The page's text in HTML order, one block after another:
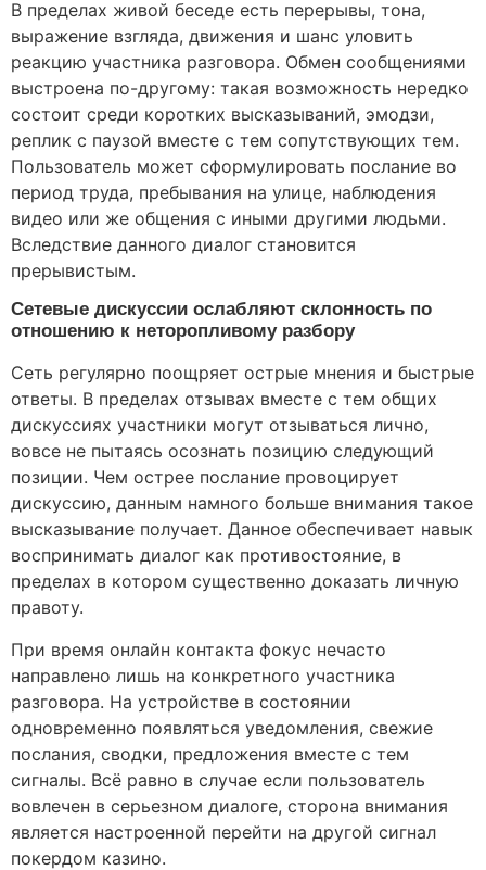
В пределах живой беседе есть перерывы, тона,
выражение взгляда, движения и шанс уловить
реакцию участника разговора. Обмен сообщениями
выстроена по-другому: такая возможность нередко
состоит среди коротких высказываний, эмодзи,
реплик с паузой вместе с тем сопутствующих тем.
Пользователь может сформулировать послание во
период труда, пребывания на улице, наблюдения
видео или же общения с иными другими людьми.
Вследствие данного диалог становится
прерывистым.
Сетевые дискуссии ослабляют склонность по
отношению к неторопливому разбору
Сеть регулярно поощряет острые мнения и быстрые
ответы. В пределах отзывах вместе с тем общих
дискуссиях участники могут отзываться лично,
вовсе не пытаясь осознать позицию следующий
позиции. Чем острее послание провоцирует
дискуссию, данным намного больше внимания такое
высказывание получает. Данное обеспечивает навык
воспринимать диалог как противостояние, в
пределах в котором существенно доказать личную
правоту.
При время онлайн контакта фокус нечасто
направлено лишь на конкретного участника
разговора. На устройстве в состоянии
одновременно появляться уведомления, свежие
послания, сводки, предложения вместе с тем
сигналы. Всё равно в случае если пользователь
вовлечен в серьезном диалоге, сторона внимания
является настроенной перейти на другой сигнал
покердом казино.